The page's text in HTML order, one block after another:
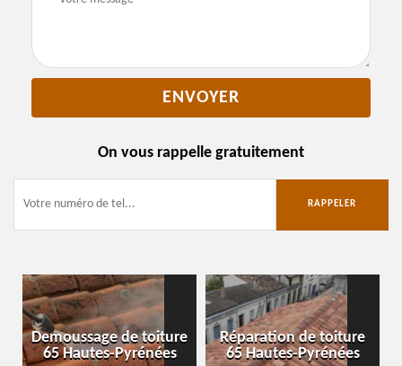
On vous rappelle gratuitement
Demoussage de toiture
65 Hautes-Pyrénées
Réparation de toiture
65 Hautes-Pyrénées